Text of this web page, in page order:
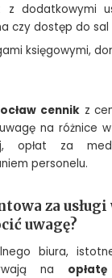
z dodatkowymi
czy dostęp do
księgowymi,
cennik z
na różnice
opłat za
personelu.
za
uwagę?
biura,
na